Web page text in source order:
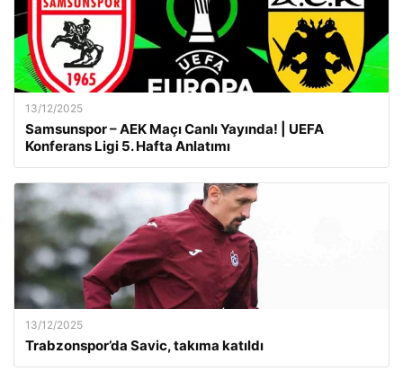
13/12/2025
Samsunspor – AEK Maçı Canlı Yayında! | UEFA
Konferans Ligi 5. Hafta Anlatımı
13/12/2025
Trabzonspor’da Savic, takıma katıldı